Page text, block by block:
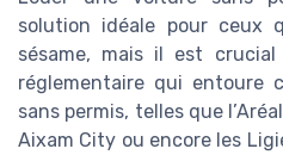
solution idéale pour ceux
sésame, mais il est
réglementaire qui entoure
sans permis, telles que
Aixam City ou encore les